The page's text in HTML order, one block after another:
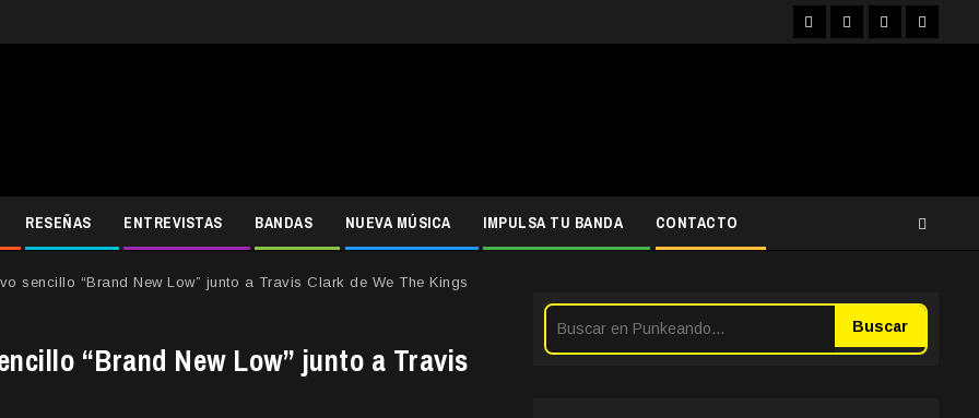
FacebookInstagram
YouTubeTwitter
RESEÑAS ENTREVISTAS BANDAS NUEVA MÚSICA IMPULSA TU BANDA CONTACTO
sencillo “Brand New Low” junto a Travis Clark de We The Kings
“Brand New Low” junto a Travis
Buscar